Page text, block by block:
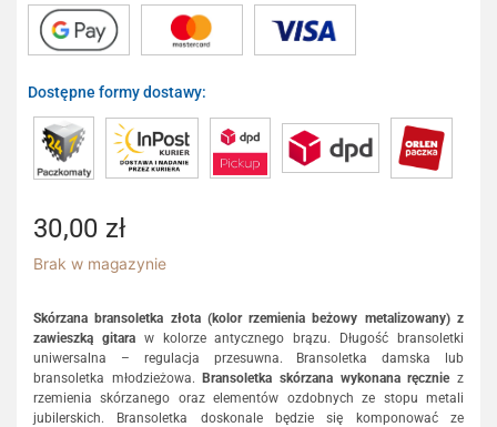
Dostępne formy dostawy:
30,00 zł
Brak w magazynie
Skórzana bransoletka złota (kolor rzemienia beżowy metalizowany) z
zawieszką gitaraw kolorze antycznego brązu. Długość bransoletki
uniwersalna – regulacja przesuwna. Bransoletka damska lub
bransoletka młodzieżowa. Bransoletka skórzana wykonana ręczniez
rzemienia skórzanego oraz elementów ozdobnych ze stopu metali
jubilerskich. Bransoletka doskonale będzie się komponować ze